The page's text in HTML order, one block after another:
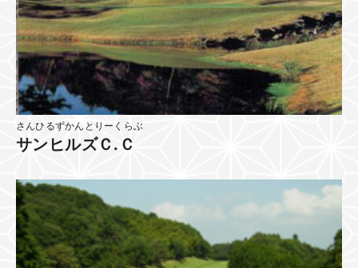
さんひるずかんとりーくらぶ
サンヒルズＣ.Ｃ